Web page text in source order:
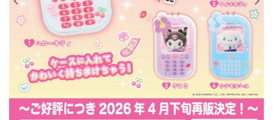
景品・玩具・文具
販促用カプセルトイ